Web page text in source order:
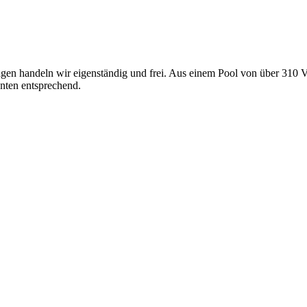
handeln wir eigenständig und frei. Aus einem Pool von über 310
entsprechend.